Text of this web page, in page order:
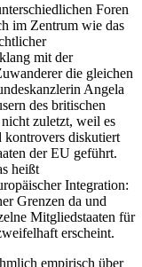
Foren
im Zentrum wie das
mit der
die gleichen
Angela
des britischen
zuletzt, weil es
diskutiert
der EU geführt.
heißt
Integration:
Grenzen da und
Mitgliedstaaten für
erscheint.
empirisch über